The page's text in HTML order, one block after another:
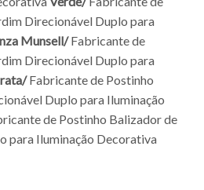
Direcionável Duplo para
Munsell/Fabricante de
Direcionável Duplo para
Fabricante de Postinho
Duplo para Iluminação
de Postinho Balizador de
para Iluminação Decorativa